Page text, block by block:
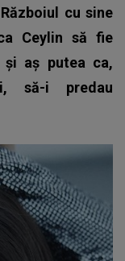
cu sine
Ceylin să fie
aș putea ca,
să-i predau